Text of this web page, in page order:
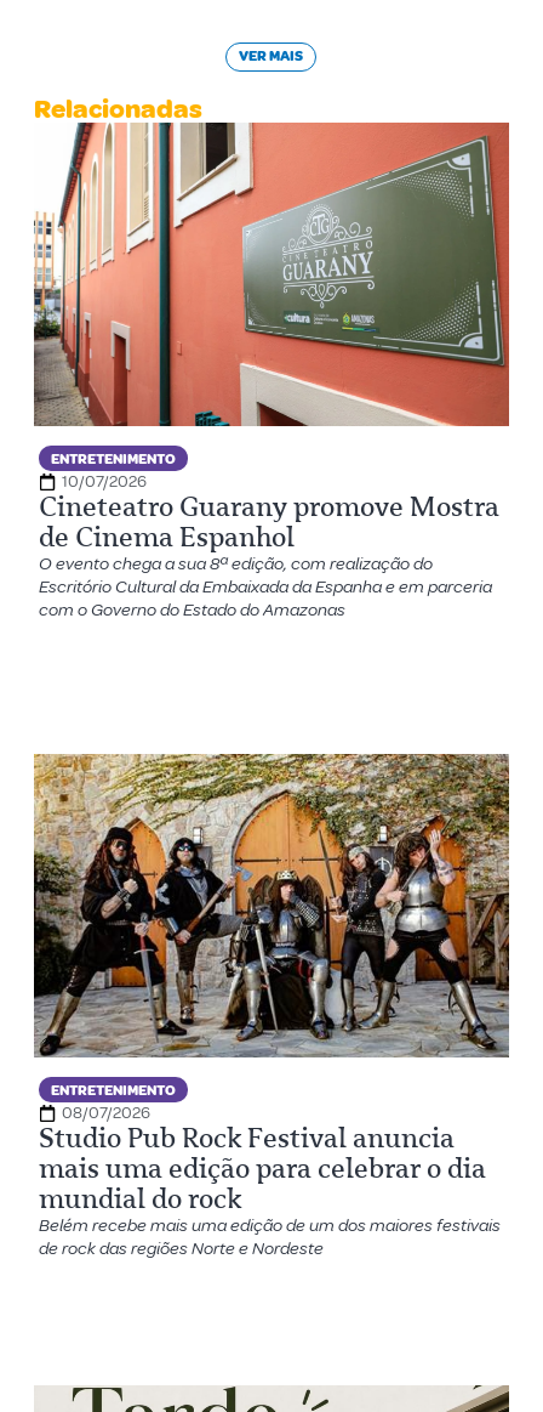
VER MAIS
Relacionadas
ENTRETENIMENTO
10/07/2026
Cineteatro Guarany promove Mostra
de Cinema Espanhol
O evento chega a sua 8ª edição, com realização do
Escritório Cultural da Embaixada da Espanha e em parceria
com o Governo do Estado do Amazonas
ENTRETENIMENTO
08/07/2026
Studio Pub Rock Festival anuncia
mais uma edição para celebrar o dia
mundial do rock
Belém recebe mais uma edição de um dos maiores festivais
de rock das regiões Norte e Nordeste